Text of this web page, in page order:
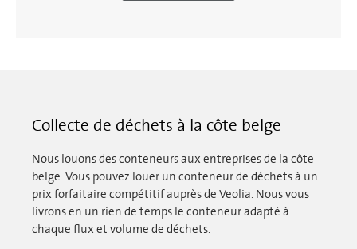
Collecte de déchets à la côte belge
Nous louons des conteneurs aux entreprises de la côte
belge. Vous pouvez louer un conteneur de déchets à un
prix forfaitaire compétitif auprès de Veolia. Nous vous
livrons en un rien de temps le conteneur adapté à
chaque flux et volume de déchets.